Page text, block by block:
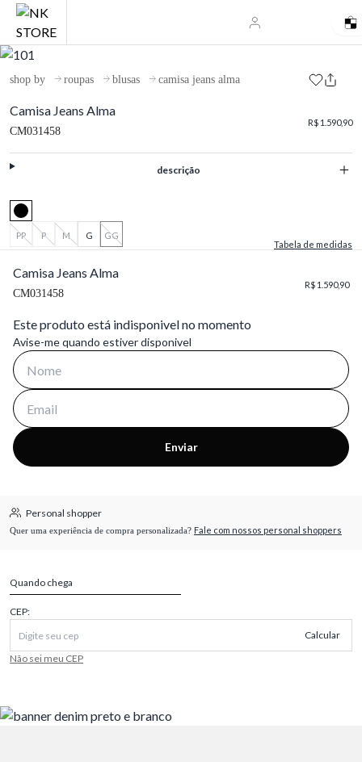
shop by roupas blusas camisa jeans alma
Camisa Jeans Alma
CM031458
R$ 1.590,90
descrição
PP P M G
GG
Tabela de medidas
Camisa Jeans Alma
CM031458
R$ 1.590,90
Este produto está indisponivel no momento
Avise-me quando estiver disponivel
Enviar
Personal shopper
Quer uma experiência de compra personalizada? Fale com nossos personal shoppers
Quando chega
CEP:
Calcular
Não sei meu CEP